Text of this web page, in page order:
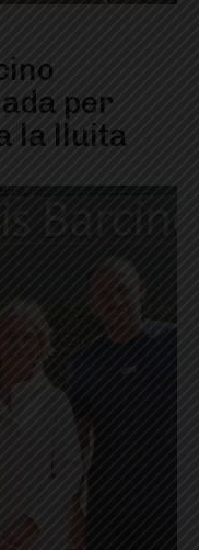
per
la lluita